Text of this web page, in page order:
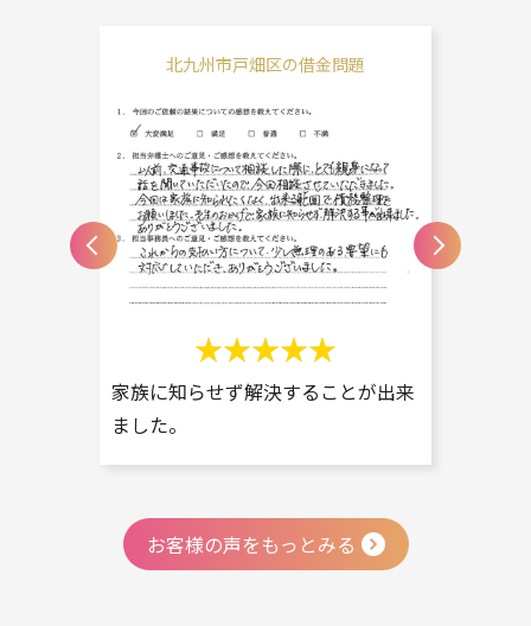
北九州市戸畑区の借金問題
家族に知らせず解決することが出来
ました。
お客様の声をもっとみる